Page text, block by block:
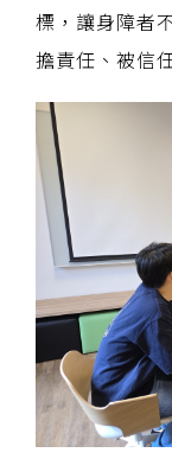
標，讓身障者
擔責任、被信